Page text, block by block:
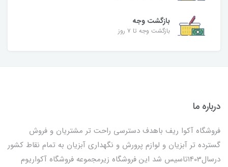
بازگشت وجه
بازگشت وجه تا ۷ روز
درباره ما
فروشگاه آکوا ریف باهدف دسترسی راحت تر مشتریان و فروش
گسترده تر آبزیان و لوازم پرورش و نگهداری آبزیان به تمام نقاط کشور
درسال1403تاسیس شد این فروشگاه زیرمجموعه فروشگاه آکواریوم